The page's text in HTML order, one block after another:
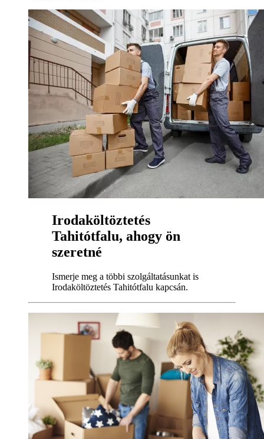
Irodaköltöztetés
Tahitótfalu, ahogy ön
szeretné
Ismerje meg a többi szolgáltatásunkat is
Irodaköltöztetés Tahitótfalu kapcsán.